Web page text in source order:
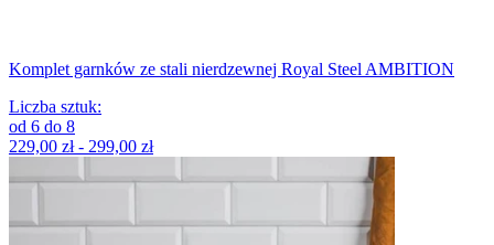
Komplet garnków ze stali nierdzewnej Royal Steel AMBITION
Liczba sztuk:
od 6 do 8
229,00 zł - 299,00 zł